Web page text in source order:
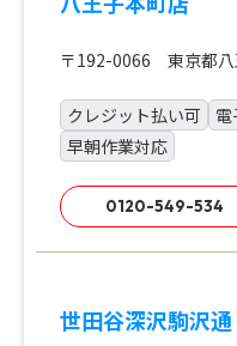
〒192-0066 東京都八
クレジット払い可
早朝作業対応
0120-549-534
世田谷深沢駒沢